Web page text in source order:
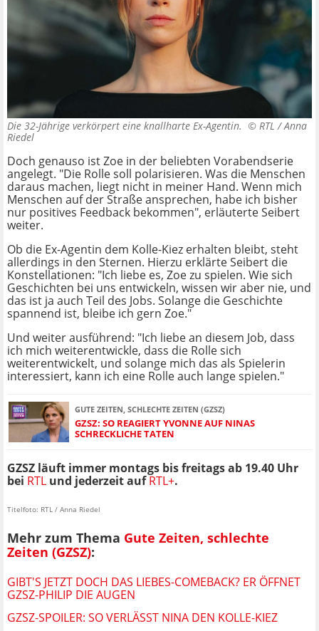
Die 32-Jährige verkörpert eine knallharte Ex-Agentin. © RTL / Anna
Riedel
Doch genauso ist Zoe in der beliebten Vorabendserie
angelegt. "Die Rolle soll polarisieren. Was die Menschen
daraus machen, liegt nicht in meiner Hand. Wenn mich
Menschen auf der Straße ansprechen, habe ich bisher
nur positives Feedback bekommen", erläuterte Seibert
weiter.
Ob die Ex-Agentin dem Kolle-Kiez erhalten bleibt, steht
allerdings in den Sternen. Hierzu erklärte Seibert die
Konstellationen: "Ich liebe es, Zoe zu spielen. Wie sich
Geschichten bei uns entwickeln, wissen wir aber nie, und
das ist ja auch Teil des Jobs. Solange die Geschichte
spannend ist, bleibe ich gern Zoe."
Und weiter ausführend: "Ich liebe an diesem Job, dass
ich mich weiterentwickle, dass die Rolle sich
weiterentwickelt, und solange mich das als Spielerin
interessiert, kann ich eine Rolle auch lange spielen."
GUTE ZEITEN, SCHLECHTE ZEITEN (GZSZ)
GZSZ: SO REAGIERT YVONNE AUF NINAS
SCHRECKLICHE TATEN
GZSZ läuft immer montags bis freitags ab 19.40 Uhr
bei RTL und jederzeit aufRTL+.
Titelfoto: RTL / Anna Riedel
Mehr zum Thema Gute Zeiten, schlechte
Zeiten (GZSZ):
GIBT'S JETZT DOCH DAS LIEBES-COMEBACK? ER ÖFFNET
GZSZ-PHILIP DIE AUGEN
GZSZ-SPOILER: SO VERLÄSST NINA DEN KOLLE-KIEZ